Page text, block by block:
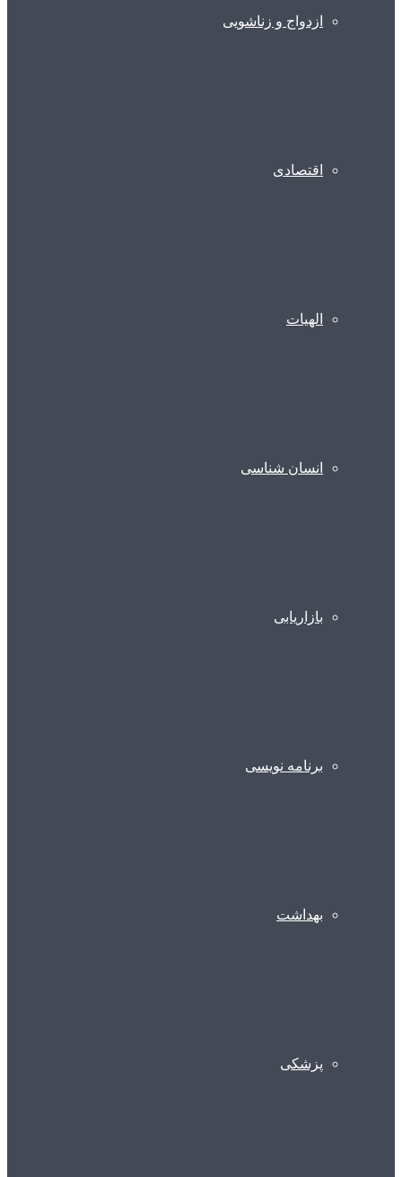
ازدواج و زناشویی
اقتصادی
الهیات
انسان شناسی
بازاریابی
برنامه نویسی
بهداشت
پزشکی